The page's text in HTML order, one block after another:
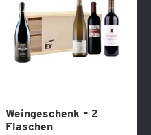
Weingeschenk – 2
Flaschen